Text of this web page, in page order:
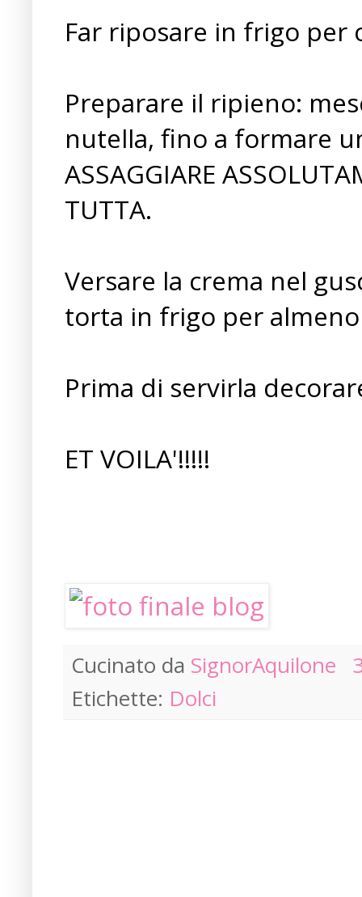
Far riposare in frigo per
Preparare il ripieno:
nutella, fino a formare
ASSAGGIARE
TUTTA.
Versare la crema nel
torta in frigo per
Prima di servirla
ET VOILA'!!!!!
Cucinato da SignorAquilone
Etichette: Dolci